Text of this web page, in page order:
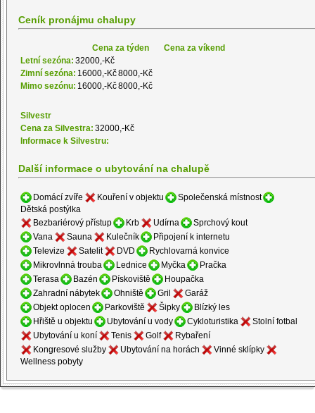
Ceník pronájmu chalupy
Cena za týden
Cena za víkend
Letní sezóna: 32000,-Kč
Zimní sezóna: 16000,-Kč8000,-Kč
Mimo sezónu: 16000,-Kč8000,-Kč
Silvestr
Cena za Silvestra: 32000,-Kč
Informace k Silvestru:
Další informace o ubytování na chalupě
Domácí zvíře Kouření v objektu
Společenská místnost
Dětská postýlka
Bezbariérový přístup
Krb Udírna
Sprchový kout
Vana
Sauna Kulečník
Připojení k internetu
Televize
Satelit DVD
Rychlovarná konvice
Mikrovlnná trouba
Lednice Myčka
Pračka
Terasa
Bazén Pískoviště
Houpačka
Zahradní nábytek
Ohniště Gril
Garáž
Objekt oplocen
Parkoviště Šipky
Blízký les
Hřiště u objektu
Ubytování u vody Cykloturistika
Stolní fotbal
Ubytování u koní
Tenis Golf
Rybaření
Kongresové služby
Ubytování na horách
Vinné sklípky
Wellness pobyty